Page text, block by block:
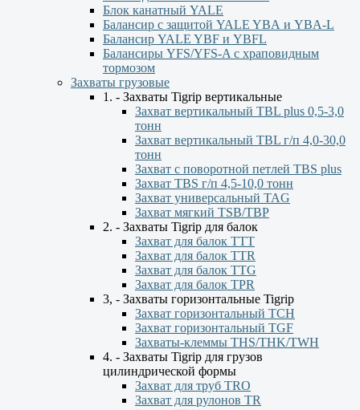
Блок канатный YALE
Балансир с защитой YALE YBА и YBА-L
Балансир YALE YBF и YBFL
Балансиры YFS/YFS-A с храповидным
тормозом
Захваты грузовые
1. - Захваты Tigrip вертикальные
Захват вертикальный TBL plus 0,5-3,0
тонн
Захват вертикальный TBL г/п 4,0-30,0
тонн
Захват с поворотной петлей TBS plus
Захват TBS г/п 4,5-10,0 тонн
Захват универсальный TAG
Захват мягкий TSB/TBP
2. - Захваты Tigrip для балок
Захват для балок ТТТ
Захват для балок TTR
Захват для балок TTG
Захват для балок TPR
3, - Захваты горизонтальные Tigrip
Захват горизонтальный ТСН
Захват горизонтальный ТGF
Захваты-клеммы THS/THK/TWH
4. - Захваты Tigrip для грузов
цилиндрической формы
Захват для труб TRO
Захват для рулонов TR